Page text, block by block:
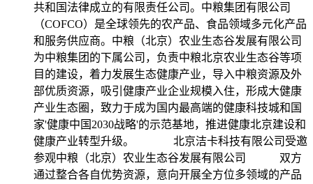
共和国法律成立的有限责任公司。中粮集团有限公司
（COFCO）是全球领先的农产品、食品领域多元化产品
和服务供应商。中粮（北京）农业生态谷发展有限公司
为中粮集团的下属公司，负责中粮北京农业生态谷等项
目的建设，着力发展生态健康产业，导入中粮资源及外
部优质资源，吸引健康产业企业规模入住，形成大健康
产业生态圈，致力于成为国内最高端的健康科技城和国
家'健康中国2030战略'的示范基地，推进健康北京建设和
健康产业转型升级。 北京洁卡科技有限公司受邀
参观中粮（北京）农业生态谷发展有限公司 双方
通过整合各自优势资源，意向开展全方位多领域的产品